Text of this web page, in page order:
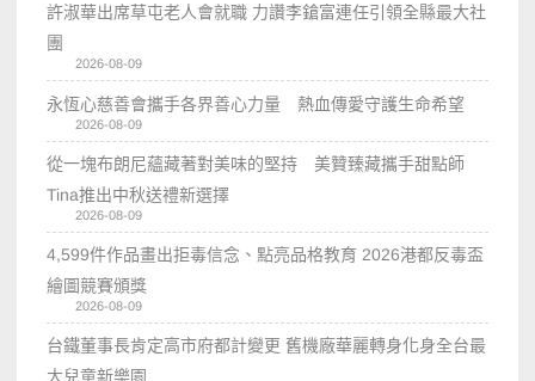
許淑華出席草屯老人會就職 力讚李鎗富連任引領全縣最大社
團
2026-08-09
永恆心慈善會攜手各界善心力量 熱血傳愛守護生命希望
2026-08-09
從一塊布朗尼蘊藏著對美味的堅持 美贊臻藏攜手甜點師
Tina推出中秋送禮新選擇
2026-08-09
4,599件作品畫出拒毒信念、點亮品格教育 2026港都反毒盃
繪圖競賽頒獎
2026-08-09
台鐵董事長肯定高市府都計變更 舊機廠華麗轉身化身全台最
大兒童新樂園